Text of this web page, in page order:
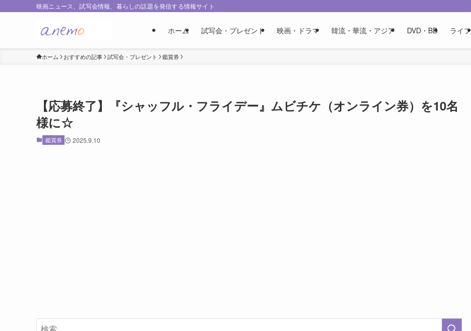
映画ニュース、試写会情報、暮らしの話題を発信する情報サイト
ホーム 試写会・プレゼント 映画・ドラマ 韓流・華流・アジア DVD・BD ライフ
ホーム おすすめの記事 試写会・プレゼント 鑑賞券
【応募終了】『シャッフル・フライデー』ムビチケ（オンライン券）を10名
様に☆
鑑賞券 2025.9.10